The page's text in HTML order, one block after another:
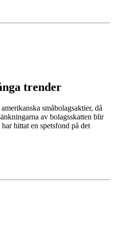
trender
småbolagsaktier, då
av bolagsskatten blir
hittat en spetsfond på det